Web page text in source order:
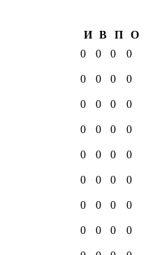
И В П
О
0 0 0 0
0 0 0 0
0 0 0 0
0 0 0 0
0 0 0 0
0 0 0 0
0 0 0 0
0 0 0 0